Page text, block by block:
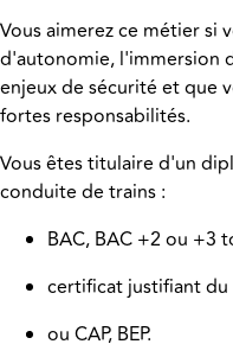
Vous aimerez ce métier si
d'autonomie, l'immersion
enjeux de sécurité et que
fortes responsabilités.
Vous êtes titulaire d'un
conduite de trains :
BAC, BAC +2 ou +3
certificat justifiant du
ou CAP, BEP.